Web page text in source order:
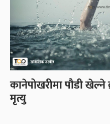
कानेपोखरीमा पौडी
मृत्यु